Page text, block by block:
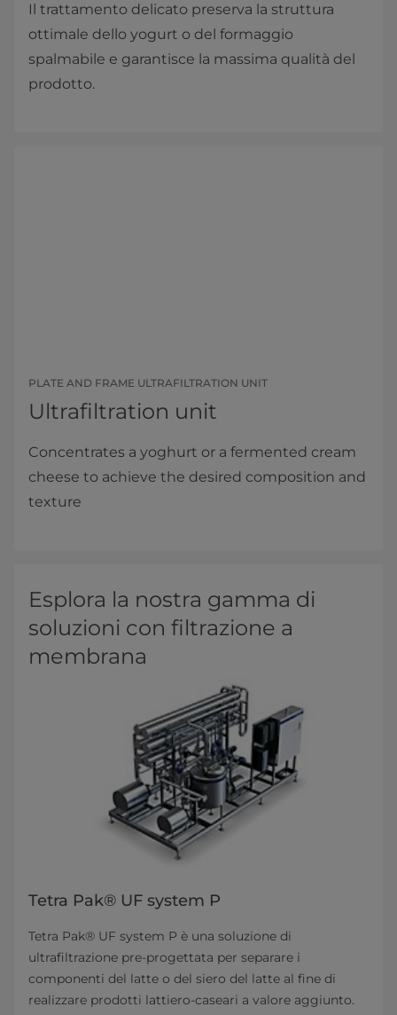
Il trattamento delicato preserva la struttura
ottimale dello yogurt o del formaggio
spalmabile e garantisce la massima qualità del
prodotto.
PLATE AND FRAME ULTRAFILTRATION UNIT
Ultrafiltration unit
Concentrates a yoghurt or a fermented cream
cheese to achieve the desired composition and
texture
Esplora la nostra gamma di
soluzioni con filtrazione a
membrana
Tetra Pak® UF system P
Tetra Pak® UF system P è una soluzione di
ultrafiltrazione pre-progettata per separare i
componenti del latte o del siero del latte al fine di
realizzare prodotti lattiero-caseari a valore aggiunto.